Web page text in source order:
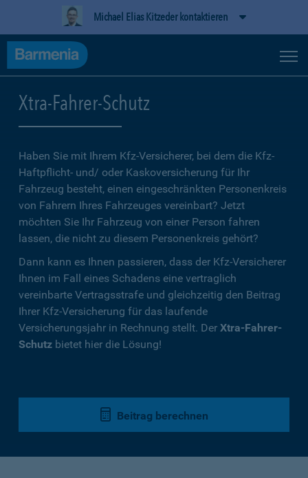
Michael Elias Kitzeder kontaktieren
Xtra-Fahrer-Schutz
Haben Sie mit Ihrem Kfz-Versicherer, bei dem die Kfz-
Haftpflicht- und/ oder Kaskoversicherung für Ihr
Fahrzeug besteht, einen eingeschränkten Personenkreis
von Fahrern Ihres Fahrzeuges vereinbart? Jetzt
möchten Sie Ihr Fahrzeug von einer Person fahren
lassen, die nicht zu diesem Personenkreis gehört?
Dann kann es Ihnen passieren, dass der Kfz-Versicherer
Ihnen im Fall eines Schadens eine vertraglich
vereinbarte Vertragsstrafe und gleichzeitig den Beitrag
Ihrer Kfz-Versicherung für das laufende
Versicherungsjahr in Rechnung stellt. Der Xtra-Fahrer-
Schutz bietet hier die Lösung!
Beitrag berechnen